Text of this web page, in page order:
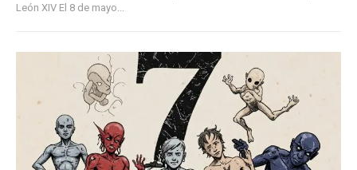
León XIV El 8 de mayo...